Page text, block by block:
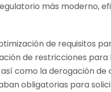
más moderno,
de requisitos
de restricciones
como la derogación de
obligatorias para